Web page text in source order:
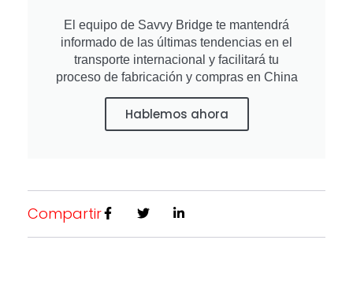
El equipo de Savvy Bridge te mantendrá
informado de las últimas tendencias en el
transporte internacional y facilitará tu
proceso de fabricación y compras en China
Hablemos ahora
Compartir